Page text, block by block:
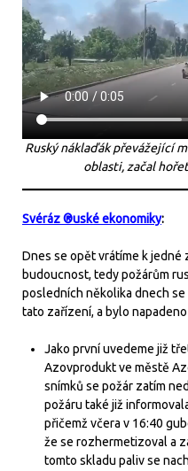
Ruský náklaďák převážející
oblasti, začal
Svéráz ®uské ekonomiky:
Dnes se opět vrátíme k
budoucnost, tedy požárům
posledních několika dnech
tato zařízení, a bylo
Jako první uvedeme již
Azovprodukt ve městě
snímků se požár zatím
požáru také již
přičemž včera v 16:40
že se rozhermetizoval a
tomto skladu paliv se